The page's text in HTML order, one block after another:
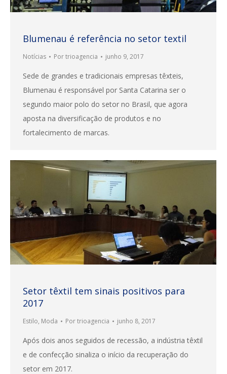
Blumenau é referência no setor textil
Notícias Portrioagencia junho 9, 2017
Sede de grandes e tradicionais empresas têxteis,
Blumenau é responsável por Santa Catarina ser o
segundo maior polo do setor no Brasil, que agora
aposta na diversificação de produtos e no
fortalecimento de marcas.
Setor têxtil tem sinais positivos para
2017
Estilo, Moda Portrioagencia junho 8, 2017
Após dois anos seguidos de recessão, a indústria têxtil
e de confecção sinaliza o início da recuperação do
setor em 2017.